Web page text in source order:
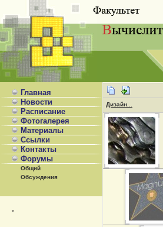
Главная
Новости
Расписание
Фотогалерея
Материалы
Ссылки
Контакты
Форумы
Общий
Обсуждения
*
Дизайн...